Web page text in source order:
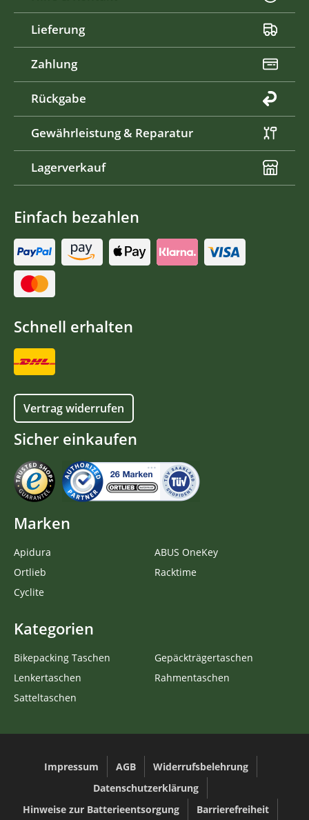
Lieferung
Zahlung
Rückgabe
Gewährleistung & Reparatur
Lagerverkauf
Einfach bezahlen
Schnell erhalten
Vertrag widerrufen
Sicher einkaufen
Marken
Apidura
Ortlieb
Cyclite
ABUS OneKey
Racktime
Kategorien
Bikepacking Taschen
Lenkertaschen
Satteltaschen
Gepäckträgertaschen
Rahmentaschen
Impressum AGB
Widerrufsbelehrung
Datenschutzerklärung
Hinweise zur Batterieentsorgung
Barrierefreiheit